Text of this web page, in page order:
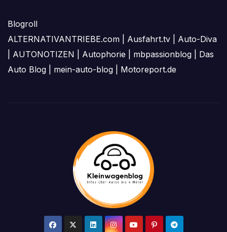
Blogroll
ALTERNATIVANTRIEBE.com
Ausfahrt.tv
Auto-Diva
AUTONOTIZEN Autophorie mbpassionblog
Das
Auto Blog
mein-auto-blog Motoreport.de